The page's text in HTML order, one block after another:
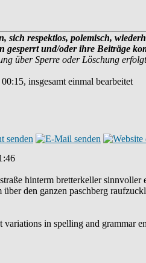
sich respektlos, polemisch,
gesperrt und/oder ihre Beiträge
über Sperre oder Löschung
insgesamt einmal bearbeitet
hinterm bretterkeller
den ganzen paschberg
in spelling and grammar